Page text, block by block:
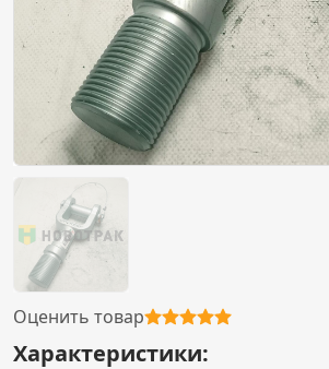
Оценить товар
Характеристики: